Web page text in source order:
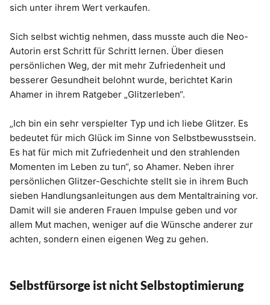
sich unter ihrem Wert verkaufen.
Sich selbst wichtig nehmen, dass musste auch die Neo-
Autorin erst Schritt für Schritt lernen. Über diesen
persönlichen Weg, der mit mehr Zufriedenheit und
besserer Gesundheit belohnt wurde, berichtet Karin
Ahamer in ihrem Ratgeber „Glitzerleben“.
„Ich bin ein sehr verspielter Typ und ich liebe Glitzer. Es
bedeutet für mich Glück im Sinne von Selbstbewusstsein.
Es hat für mich mit Zufriedenheit und den strahlenden
Momenten im Leben zu tun“, so Ahamer. Neben ihrer
persönlichen Glitzer-Geschichte stellt sie in ihrem Buch
sieben Handlungsanleitungen aus dem Mentaltraining vor.
Damit will sie anderen Frauen Impulse geben und vor
allem Mut machen, weniger auf die Wünsche anderer zur
achten, sondern einen eigenen Weg zu gehen.
Selbstfürsorge ist nicht Selbstoptimierung